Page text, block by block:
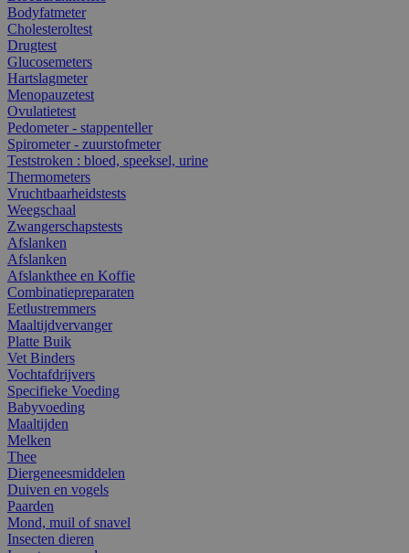
Bodyfatmeter
Cholesteroltest
Drugtest
Glucosemeters
Hartslagmeter
Menopauzetest
Ovulatietest
Pedometer - stappenteller
Spirometer - zuurstofmeter
Teststroken : bloed, speeksel, urine
Thermometers
Vruchtbaarheidstests
Weegschaal
Zwangerschapstests
Afslanken
Afslanken
Afslankthee en Koffie
Combinatiepreparaten
Eetlustremmers
Maaltijdvervanger
Platte Buik
Vet Binders
Vochtafdrijvers
Specifieke Voeding
Babyvoeding
Maaltijden
Melken
Thee
Diergeneesmiddelen
Duiven en vogels
Paarden
Mond, muil of snavel
Insecten dieren